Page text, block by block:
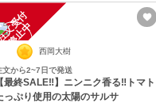
中
西岡大樹
文から2~7日で発送
【最終SALE‼︎】ニンニク香る‼️トマト
っぷり使用の太陽のサルサ